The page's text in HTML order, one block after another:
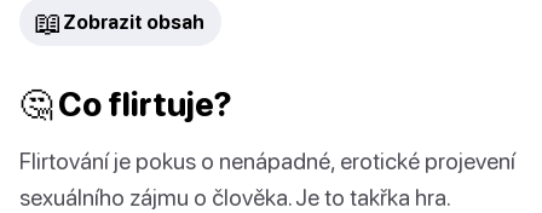
📖 Zobrazit obsah
🤔 Co flirtuje?
Flirtování je pokus o nenápadné, erotické projevení
sexuálního zájmu o člověka. Je to takřka hra.